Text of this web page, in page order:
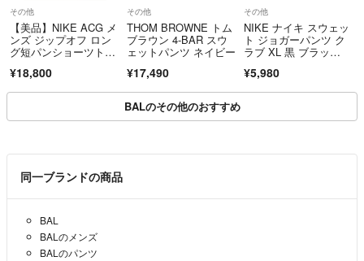
その他
【美品】NIKE ACG メ
ンズ ジップオフ ロン
グ短パンショーツトレ
¥18,800
その他
THOM BROWNE トム
ブラウン 4-BAR スウ
ェットパンツ ネイビー
¥17,490
その他
NIKE ナイキ スウェッ
ト ジョガーパンツ ク
ラブ XL 黒 ブラッ
¥5,980
BALのその他のおすすめ
同一ブランドの商品
BAL
BALのメンズ
BALのパンツ